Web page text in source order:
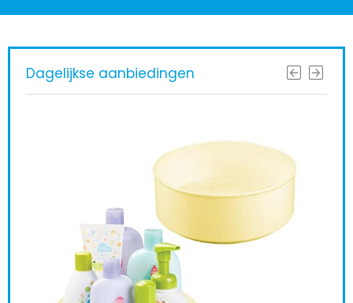
Dagelijkse aanbiedingen